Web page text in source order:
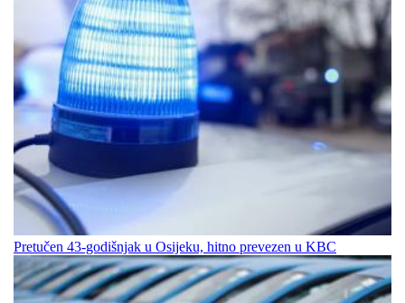
Pretučen 43-godišnjak u Osijeku, hitno prevezen u KBC